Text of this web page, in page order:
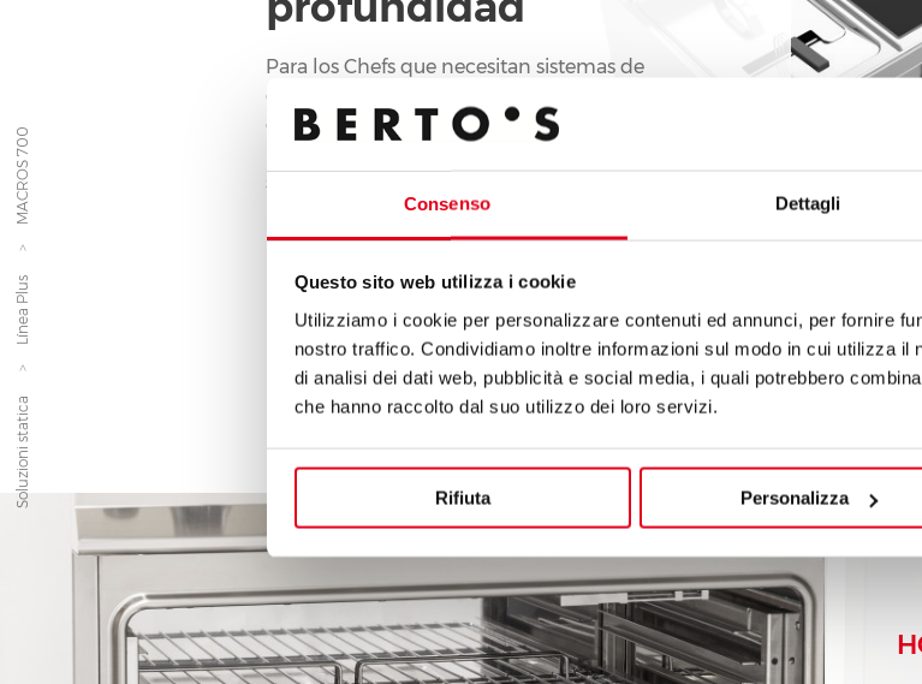
Consenso Dettagli
Questo sito web utilizza i cookie
Utilizziamo i cookie per personalizzare contenuti ed annunci, per fornire
nostro traffico. Condividiamo inoltre informazioni sul modo in cui utilizza
di analisi dei dati web, pubblicità e social media, i quali potrebbero
che hanno raccolto dal suo utilizzo dei loro servizi.
Rifiuta Personalizza
Soluzioni statica
Línea Plus
MACROS 700
Para los Chefs que necesitan sistemas de
cocción con prestaciones cada vez más
especializadas pero en espacios más reducidos
seguridad.